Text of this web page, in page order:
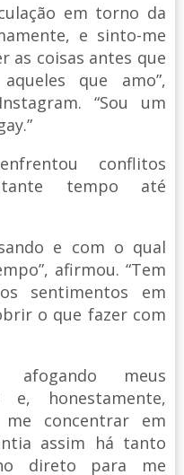
em torno da
e sinto-me
as coisas antes que
que amo”,
“Sou um
conflitos
tempo até
e com o qual
afirmou. “Tem
sentimentos em
o que fazer com
afogando meus
honestamente,
concentrar em
assim há tanto
direto para me